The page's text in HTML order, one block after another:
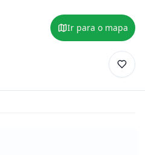
Ir para o mapa